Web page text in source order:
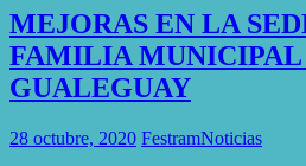
MEJORAS EN LA
FAMILIA MUNICIPAL
GUALEGUAY
28 octubre, 2020 FestramNoticias